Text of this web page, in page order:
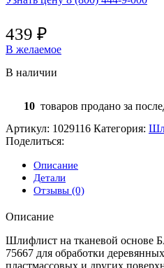
439 ₽
В желаемое
В наличии
10 товаров продано за
Артикул: 1029116 Категория:
Поделиться:
Описание
Детали
Отзывы (0)
Описание
Шлифлист на тканевой основе
75667 для обработки
пластмассовых и других